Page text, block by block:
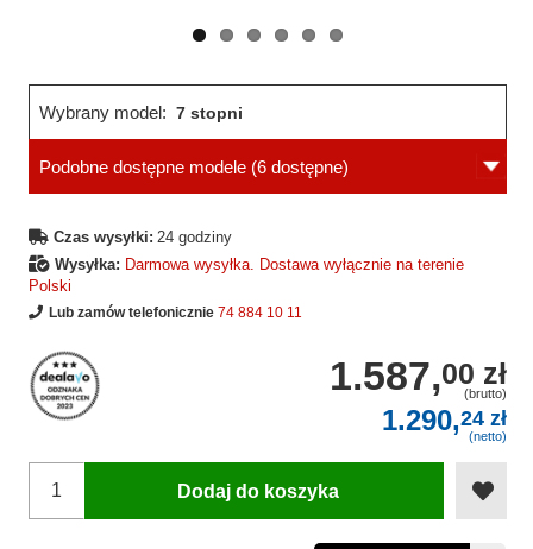
Wybrany model: 7 stopni
Podobne dostępne modele (6 dostępne)
Czas wysyłki: 24 godziny
Wysyłka: Darmowa wysyłka. Dostawa wyłącznie na terenie
Polski
Lub zamów telefonicznie 74 884 10 11
1.587,00 zł
(brutto)
1.290,24 zł
(netto)
Dodaj do koszyka